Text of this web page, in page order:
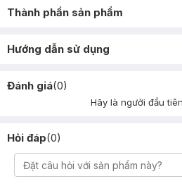
Thành phần sản phẩm
Hướng dẫn sử dụng
Đánh giá(0)
Hãy là người đầu
Hỏi đáp(0)